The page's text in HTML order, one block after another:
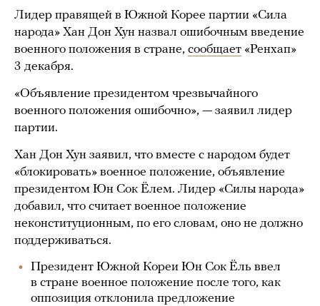
Лидер правящей в Южной Корее партии «Сила
народа» Хан Дон Хун назвал ошибочным введение
военного положения в стране, сообщает «Ренхап»
3 декабря.
«Объявление президентом чрезвычайного
военного положения ошибочно», — заявил лидер
партии.
Хан Дон Хун заявил, что вместе с народом будет
«блокировать» военное положение, объявление
президентом Юн Сок Ёлем. Лидер «Силы народа»
добавил, что считает военное положение
неконституционным, по его словам, оно не должно
поддерживаться.
Президент Южной Кореи Юн Сок Ёль ввел
в стране военное положение после того, как
оппозиция отклонила предложение